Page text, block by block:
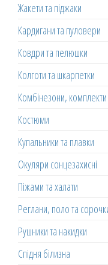
Жакети та піджаки
Кардигани та пуловери
Ковдри та пелюшки
Колготи та шкарпетки
Комбінезони, комплекти
Костюми
Купальники та плавки
Окуляри сонцезахисні
Піжами та халати
Реглани, поло та
Рушники та накидки
Спідня білизна